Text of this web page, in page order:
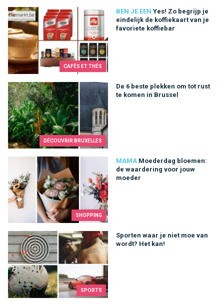
CAFÉS ET THÉS
BEN JE EEN Yes! Zo begrijp je
eindelijk de koffiekaart van je
favoriete koffiebar
Yes! Zo begrijp je eindelijk de koffiekaart van je favoriete
DÉCOUVRIR BRUXELLES
De 6 beste plekken om tot rust
te komen in Brussel
De 6 beste plekken om tot rust te komen in Brussel
SHOPPING
MAMA Moederdag bloemen:
de waardering voor jouw
moeder
Moederdag bloemen: de waardering voor jouw moeder
SPORTS
Sporten waar je niet moe van
wordt? Het kan!
Sporten waar je niet moe van wordt? Het kan!